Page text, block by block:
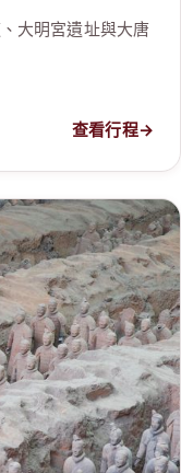
大明宮遺址與大唐
查看行程→